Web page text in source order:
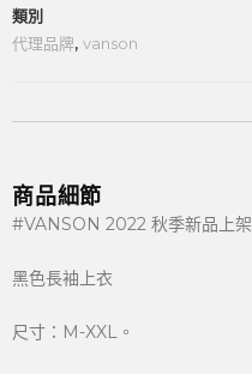
類別
代理品牌, vanson
商品細節
#VANSON 2022 秋季新品上架
黑色長袖上衣
尺寸：M-XXL。